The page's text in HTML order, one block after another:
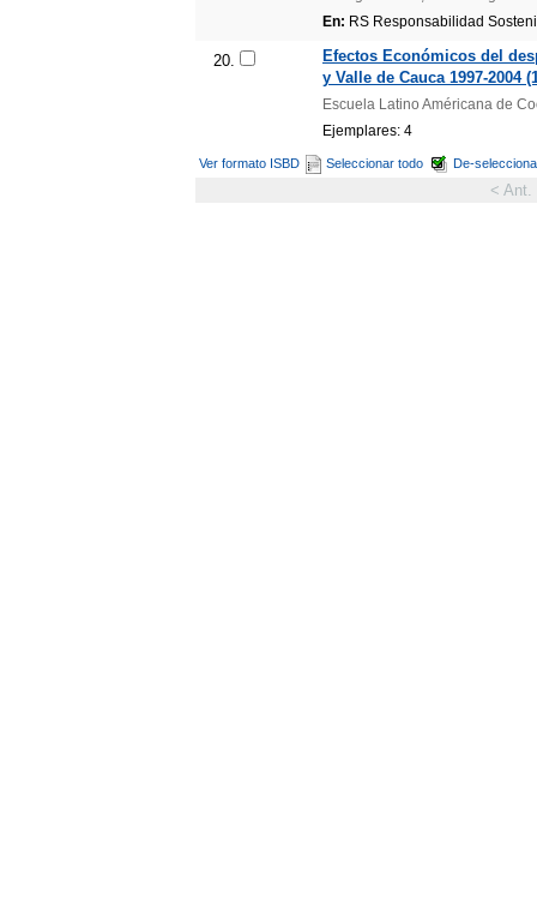
En: RS Responsabilidad
20.
Efectos Económicos del
y Valle de Cauca 1997-2004
Escuela Latino Américana de
Ejemplares: 4
Ver formato ISBD Seleccionar todo De-
< Ant.